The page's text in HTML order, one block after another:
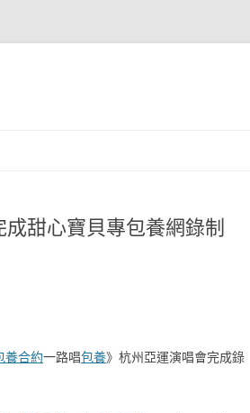
成甜心寶貝專包養網錄制
養合約一路唱包養》杭州亞運演唱會完成錄